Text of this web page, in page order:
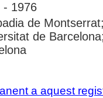
- 1976
de
de
a aquest